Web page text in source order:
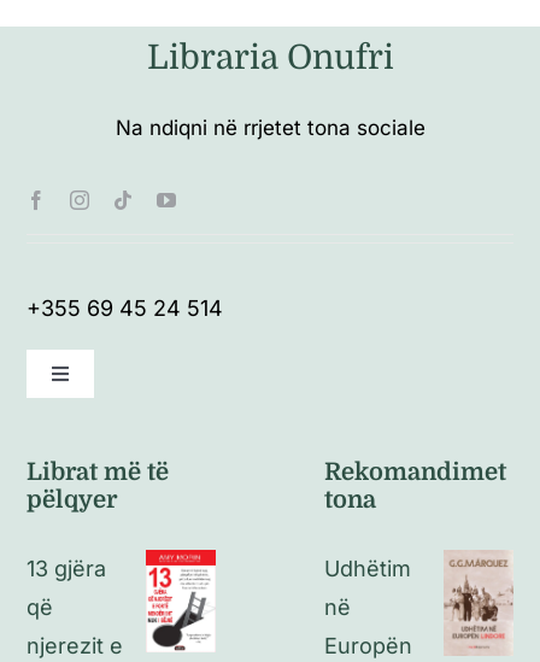
Libraria Onufri
Na ndiqni në rrjetet tona sociale
+355 69 45 24 514
Toggle
Politikat e kthimeve
Politikat e privatësisë
Librat më të
pëlqyer
13 gjëra
që
njerezit e
Rekomandimet
tona
Udhëtim
në
Europën